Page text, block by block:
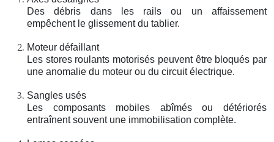
Des débris dans les rails ou un affaissement
empêchent le glissement du tablier.
Moteur défaillant
Les stores roulants motorisés peuvent être bloqués par
une anomalie du moteur ou du circuit électrique.
Sangles usés
Les composants mobiles abîmés ou détériorés
entraînent souvent une immobilisation complète.